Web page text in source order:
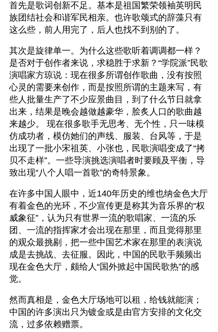
首先是歌词创新不足。基本是祖国繁荣领袖英明民
族团结社会和谐军民相亲。也许歌颂式的辞藻只有
这么些，前人用完了，后人也找不到别的了。
其次是旋律单一。为什么这些歌听着调调都一样？
是否对于创作者来说，求稳胜于求新？“学院派”民歌
演唱家方琼说：现在很多所谓创作歌曲，没有按照
心灵的需要来创作，而是按照所谓的主题来写，有
些人批量生产了不少应景曲目，到了什么节日就拿
出来，结果是晚会越做越豪华，脍炙人口的歌曲越
来越少。 现在很多歌手无思考、无个性，只一味模
仿成功者，模仿她们的声线、服装、台风等，于是
出现了一批小宋祖英、小张也，民歌演唱变成了“拷
贝不走样”。一些导演挑选演唱者时要顾及平衡，导
致出现“八个人唱一首歌”的奇特景象。
在许多中国人眼中，近140年历史的维也纳金色大厅
有着金色的光环，不少宣传更是称其为音乐界的“权
威象征”，认为只有世界一流的歌唱家、一流的乐
团、一流的指挥家才会出现在那里，而且觉得那里
的观众最挑剔，把一些中国艺术家在那里的表演说
成是去挑战、去征服。因此，中国的民歌手频频出
现在金色大厅，颇给人“国外掀起中国民歌热”的感
觉。
然而真相是，金色大厅场地可以租，给钱就能演；
中国的许多演出只为镀金或是由官方安排的文化交
流，过多依赖赠票。